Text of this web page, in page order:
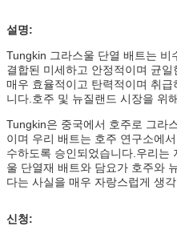
설명:
Tungkin 그라스울 단열 배트는 비
결합된 미세하고 안정적이며 균
매우 효율적이고 탄력적이며 취
니다.호주 및 뉴질랜드 시장을 위
Tungkin은 중국에서 호주로 그라
이며 우리 배트는 호주 연구소에
수하도록 승인되었습니다.우리는
울 단열재 배트와 담요가 호주와
다는 사실을 매우 자랑스럽게 생각
신청: